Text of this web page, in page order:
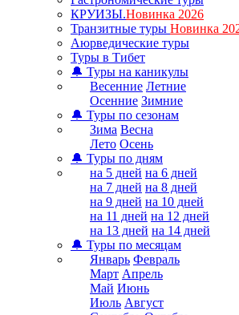
КРУИЗЫ.Новинка 2026
Транзитные туры Новинка
Аюрведические туры
Туры в Тибет
🔔 Туры на каникулы
Весенние Летние
Осенние Зимние
🔔 Туры по сезонам
Зима Весна
Лето Осень
🔔 Туры по дням
на 5 дней на 6 дней
на 7 дней на 8 дней
на 9 дней на 10 дней
на 11 дней на 12 дней
на 13 дней на 14 дней
🔔 Туры по месяцам
Январь Февраль
Март Апрель
Май Июнь
Июль Август